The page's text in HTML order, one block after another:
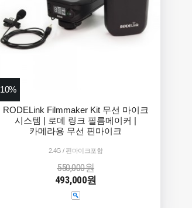
10%
RODELink Filmmaker Kit 무선 마이크
시스템 | 로데 링크 필름메이커 |
카메라용 무선 핀마이크
2.4G / 핀마이크포함
550,000원
493,000원